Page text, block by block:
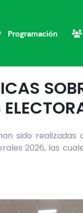
Programación
sido
2026, las